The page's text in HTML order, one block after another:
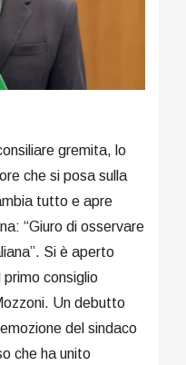
gremita, lo
che si posa sulla
tutto e apre
“Giuro di osservare
Si è aperto
consiglio
Un debutto
del sindaco
che ha unito